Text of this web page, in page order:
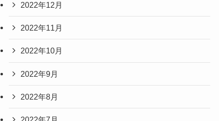
2022年12月
2022年11月
2022年10月
2022年9月
2022年8月